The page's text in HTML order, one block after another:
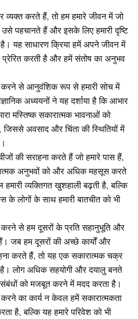
व्यक्त करते हैं, तो हम हमारे जीवन में जो
पहचानते हैं और इसके लिए हमारी दृष्टि
है। यह साधारण क्रिया हमें अपने जीवन में
प्रेरित करती है और हमें संतोष का अनुभव
से आनुवंशिक रूप से हमारी सोच में
अध्ययनों ने यह दर्शाया है कि आभार
मस्तिष्क सकारात्मक भावनाओं को
जिससे अवसाद और चिंता की स्थितियों में
की सराहना करते हैं जो हमारे पास हैं,
अनुभवों को और अधिक महसूस करते
व्यक्तिगत खुशहाली बढ़ती है, बल्कि
के लोगों के साथ हमारी बातचीत को भी
से हम दूसरों के प्रति सहानुभूति और
जब हम दूसरों की अच्छे कार्यों और
करते हैं, तो यह एक सकारात्मक चक्र
है। लोग अधिक सहयोगी और दयालु बनते
को मजबूत करने में मदद करता है।
का कार्य न केवल हमें सकारात्मकता
है, बल्कि यह हमारे परिवेश को भी